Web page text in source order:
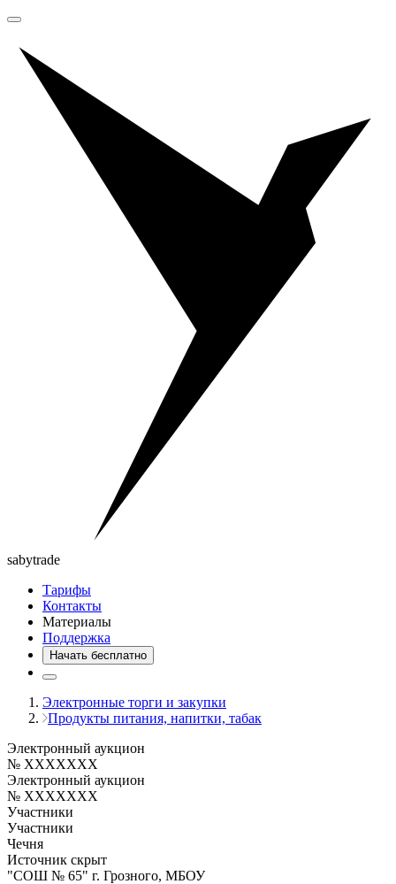
sabytrade
Тарифы
Контакты
Материалы
Поддержка
Начать бесплатно
Электронные торги и закупки
Продукты питания, напитки, табак
Электронный аукцион
№ XXXXXXX
Электронный аукцион
№ XXXXXXX
Участники
Участники
Чечня
Источник скрыт
"СОШ № 65" г. Грозного, МБОУ